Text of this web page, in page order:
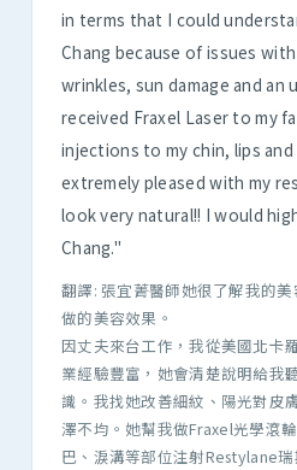
in terms that I could
Chang because of issues
wrinkles, sun damage and an
received Fraxel Laser to my
injections to my chin, lips and
extremely pleased with my
look very natural!! I would
Chang."
翻譯: 張宜菁醫師她很了解我的
做的美容效果。
因丈夫來台工作，我從美國北卡
業經驗豐富，她會清楚說明給我
識。我找她改善細紋、陽光對皮
澤不均。她幫我做Fraxel光學滾
巴、淚溝等部位注射Restylane